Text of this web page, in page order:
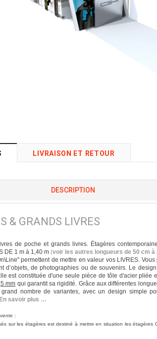
LIVRAISON ET RETOUR
DESCRIPTION
& GRANDS LIVRES
de poche et grands livres. Étagères
DE 1 m à 1,40 m (voir les autres longueurs de 50 cm à
permettent de mettre en valeur vos LIVRES.
d’objets, de photographies ou de souvenirs. Le
est constituée d'une seule pièce de tôle d'acier pliée
mm qui garantit sa rigidité. Grâce aux différentes
grand nombre de variantes, avec un design simple
En savoir plus …
:
sur les étagères est destiné à mettre en situation les étagères